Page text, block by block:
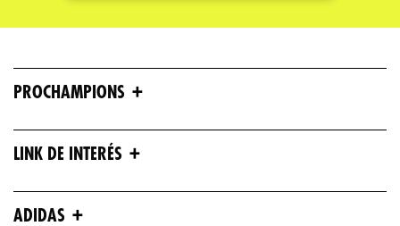
PROCHAMPIONS +
LINK DE INTERÉS +
ADIDAS +